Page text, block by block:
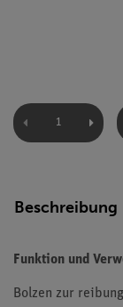
Beschreibung
Funktion und
Bolzen zur